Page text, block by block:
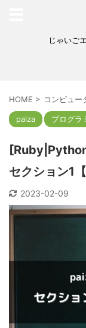
じゃいご
HOME > コンピュー
paiza プログラ
セクション1
2023-02-09